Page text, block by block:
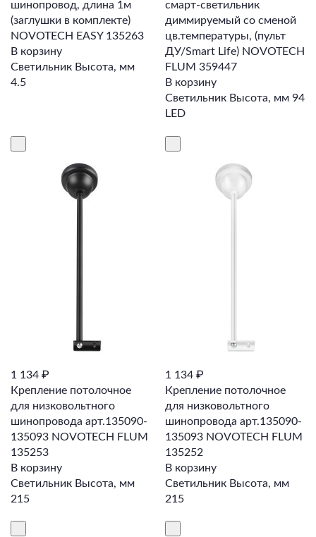
шинопровод, длина 1м
(заглушки в комплекте)
NOVOTECH EASY 135263
В корзину
Светильник Высота, мм
4.5
смарт-светильник
диммируемый со сменой
цв.температуры, (пульт
ДУ/Smart Life) NOVOTECH
FLUM 359447
В корзину
Светильник Высота, мм 94
LED
1 134 ₽
Крепление потолочное
для низковольтного
шинопровода арт.135090-
135093 NOVOTECH FLUM
135253
В корзину
Светильник Высота, мм
215
1 134 ₽
Крепление потолочное
для низковольтного
шинопровода арт.135090-
135093 NOVOTECH FLUM
135252
В корзину
Светильник Высота, мм
215